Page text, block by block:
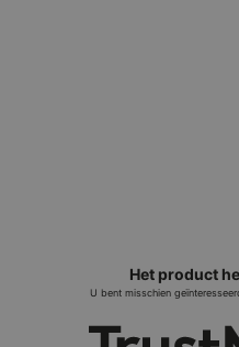
Het product
U bent misschien